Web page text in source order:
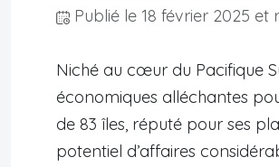
Publié le 18 février 2025 et
Niché au cœur du Pacifique
économiques alléchantes
de 83 îles, réputé pour ses
potentiel d’affaires